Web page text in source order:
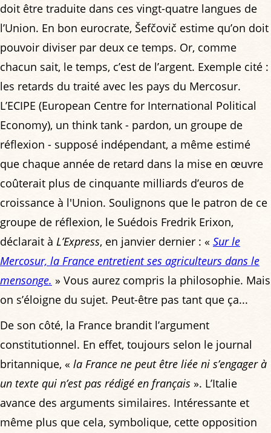
doit être traduite dans ces vingt-quatre langues de
l’Union. En bon eurocrate, Šefčovič estime qu’on doit
pouvoir diviser par deux ce temps. Or, comme
chacun sait, le temps, c’est de l’argent. Exemple cité :
les retards du traité avec les pays du Mercosur.
L’ECIPE (European Centre for International Political
Economy), un think tank - pardon, un groupe de
réflexion - supposé indépendant, a même estimé
que chaque année de retard dans la mise en œuvre
coûterait plus de cinquante milliards d’euros de
croissance à l'Union. Soulignons que le patron de ce
groupe de réflexion, le Suédois Fredrik Erixon,
déclarait à L’Express, en janvier dernier : « Sur le
Mercosur, la France entretient ses agriculteurs dans le
mensonge. » Vous aurez compris la philosophie. Mais
on s’éloigne du sujet. Peut-être pas tant que ça...
De son côté, la France brandit l’argument
constitutionnel. En effet, toujours selon le journal
britannique, « la France ne peut être liée ni s’engager à
un texte qui n’est pas rédigé en français ». L’Italie
avance des arguments similaires. Intéressante et
même plus que cela, symbolique, cette opposition